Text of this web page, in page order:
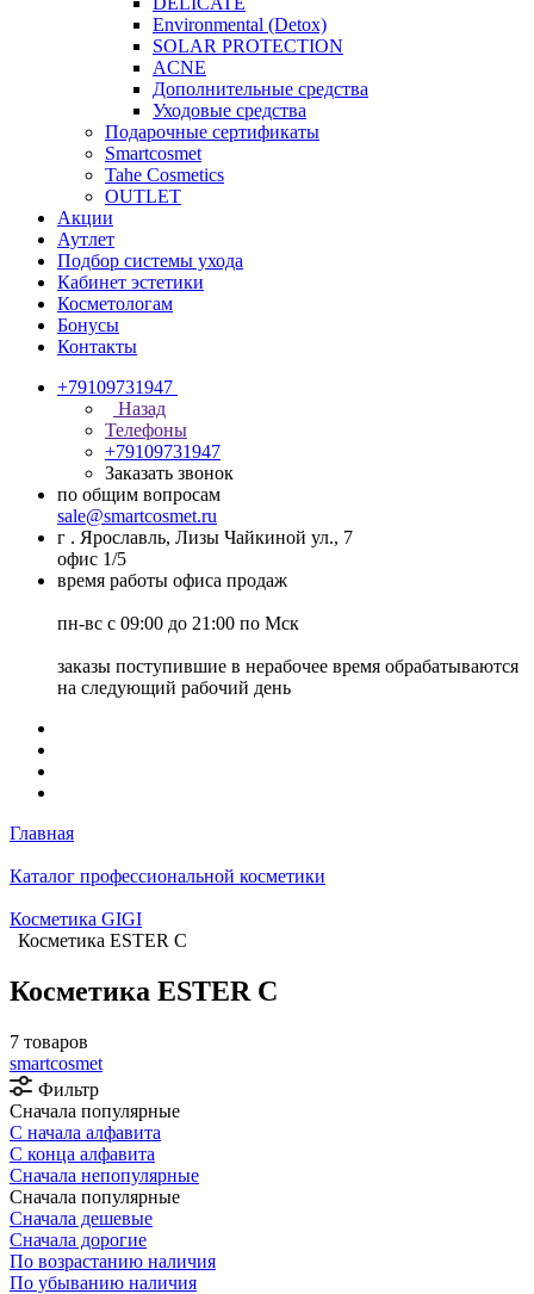
Environmental (Detox)
SOLAR PROTECTION
АCNE
Дополнительные средства
Уходовые средства
Подарочные сертификаты
Smartcosmet
Tahe Cosmetics
OUTLET
Акции
Аутлет
Подбор системы ухода
Кабинет эстетики
Косметологам
Бонусы
Контакты
+79109731947
Назад
Телефоны
+79109731947
Заказать звонок
по общим вопросам
sale@smartcosmet.ru
г . Ярославль, Лизы Чайкиной ул., 7
офис 1/5
время работы офиса продаж
пн-вс с 09:00 до 21:00 по Мск
заказы поступившие в нерабочее время обрабатываются
на следующий рабочий день
Главная
Каталог профессиональной косметики
Косметика GIGI
Косметика ESTER C
Косметика ESTER C
7 товаров
smartcosmet
Фильтр
Сначала популярные
С начала алфавита
С конца алфавита
Сначала непопулярные
Сначала популярные
Сначала дешевые
Сначала дорогие
По возрастанию наличия
По убыванию наличия